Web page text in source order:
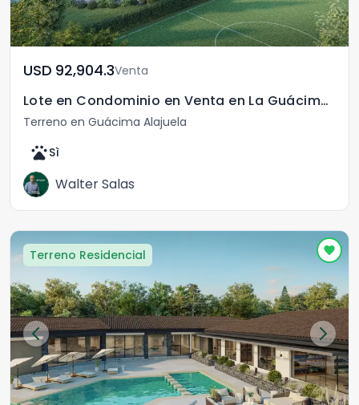
USD	92,904.3Venta
Lote en Condominio en Venta en La Guácima de Alajuela
Terreno en Guácima Alajuela
petsSì
Walter Salas
Terreno Residencial